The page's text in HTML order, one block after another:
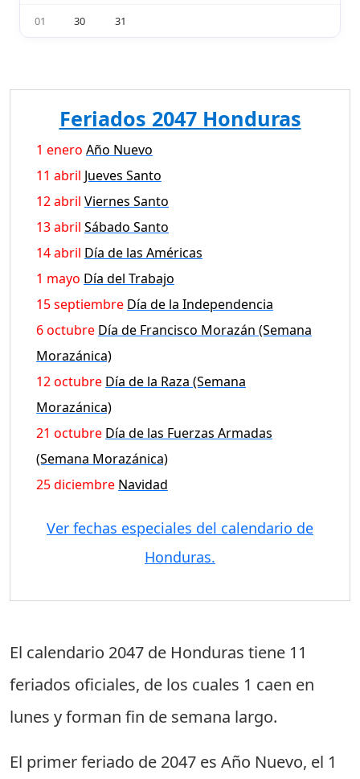
01 30 31
Feriados 2047 Honduras
1 enero Año Nuevo
11 abril Jueves Santo
12 abril Viernes Santo
13 abril Sábado Santo
14 abril Día de las Américas
1 mayo Día del Trabajo
15 septiembre Día de la Independencia
6 octubre Día de Francisco Morazán (Semana
Morazánica)
12 octubre Día de la Raza (Semana
Morazánica)
21 octubre Día de las Fuerzas Armadas
(Semana Morazánica)
25 diciembre Navidad
Ver fechas especiales del calendario de
Honduras.
El calendario 2047 de Honduras tiene 11
feriados oficiales, de los cuales 1 caen en
lunes y forman fin de semana largo.
El primer feriado de 2047 es Año Nuevo, el 1